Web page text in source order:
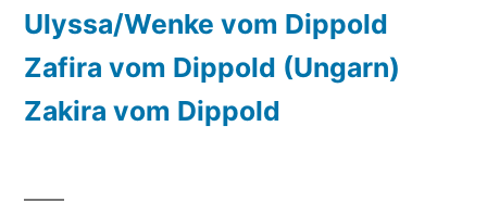
Ulyssa/Wenke vom Dippold
Zafira vom Dippold (Ungarn)
Zakira vom Dippold